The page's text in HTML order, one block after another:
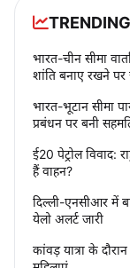
TRENDING
भारत-चीन सीमा
शांति बनाए रखने पर
भारत-भूटान सीमा
प्रबंधन पर बनी
ई20 पेट्रोल विवाद:
हैं वाहन?
दिल्ली-एनसीआर में
येलो अलर्ट जारी
कांवड़ यात्रा के